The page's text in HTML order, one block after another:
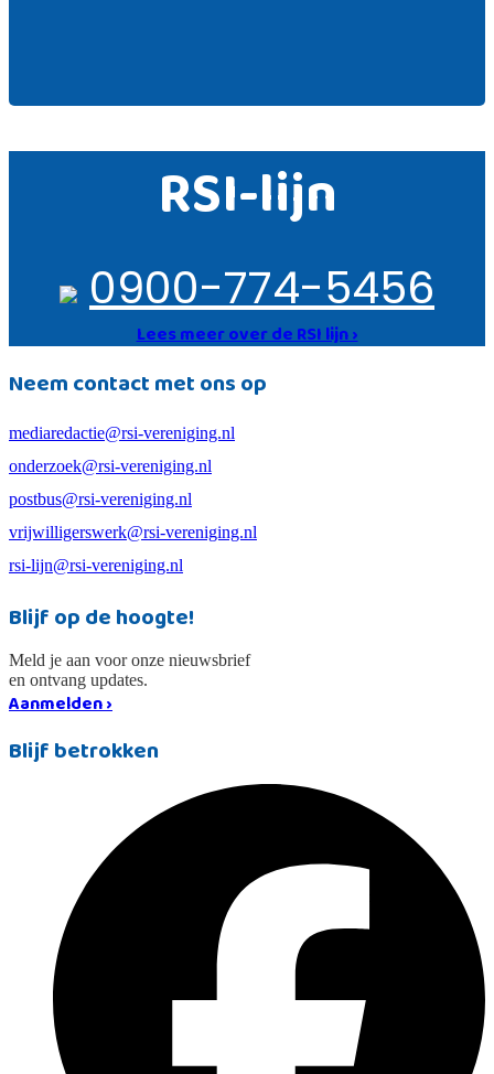
RSI-lijn
0900-774-5456
Lees meer over de RSI lijn ›
Neem contact met ons op
mediaredactie@rsi-vereniging.nl
onderzoek@rsi-vereniging.nl
postbus@rsi-vereniging.nl
vrijwilligerswerk@rsi-vereniging.nl
rsi-lijn@rsi-vereniging.nl
Blijf op de hoogte!
Meld je aan voor onze nieuwsbrief
en ontvang updates.
Aanmelden ›
Blijf betrokken